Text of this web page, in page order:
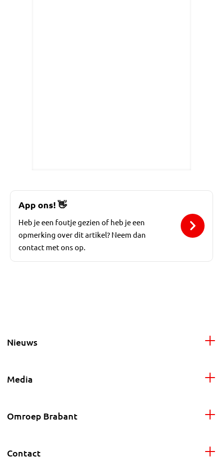
App ons! 👋
Heb je een foutje gezien of heb je een
opmerking over dit artikel? Neem dan
contact met ons op.
Nieuws
Media
Omroep Brabant
Contact